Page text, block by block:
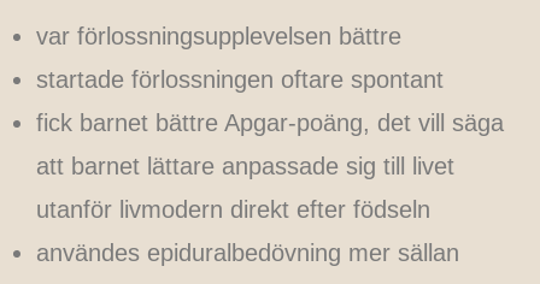
var förlossningsupplevelsen bättre
startade förlossningen oftare spontant
fick barnet bättre Apgar-poäng, det vill säga
att barnet lättare anpassade sig till livet
utanför livmodern direkt efter födseln
användes epiduralbedövning mer sällan